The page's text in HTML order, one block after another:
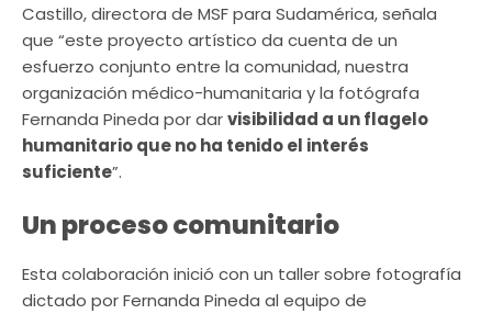
Castillo, directora de MSF para Sudamérica, señala
que “este proyecto artístico da cuenta de un
esfuerzo conjunto entre la comunidad, nuestra
organización médico-humanitaria y la fotógrafa
Fernanda Pineda por darvisibilidad a un flagelo
humanitario que no ha tenido el interés
suficiente”.
Un proceso comunitario
Esta colaboración inició con un taller sobre fotografía
dictado por Fernanda Pineda al equipo de